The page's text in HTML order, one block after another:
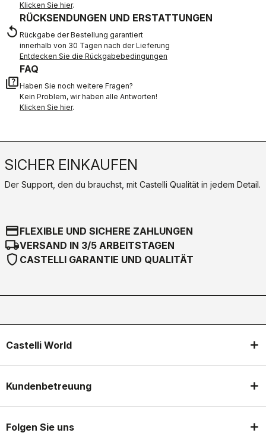
Klicken Sie hier.
replay
RÜCKSENDUNGEN UND ERSTATTUNGEN
Rückgabe der Bestellung garantiert
innerhalb von 30 Tagen nach der Lieferung
Entdecken Sie die Rückgabebedingungen
quiz
FAQ
Haben Sie noch weitere Fragen?
Kein Problem, wir haben alle Antworten!
Klicken Sie hier.
SICHER EINKAUFEN
Der Support, den du brauchst, mit Castelli Qualität in jedem Detail.
credit_cardFLEXIBLE UND SICHERE ZAHLUNGEN
local_shippingVERSAND IN 3/5 ARBEITSTAGEN
shield CASTELLI GARANTIE UND QUALITÄT
Castelli World
Kundenbetreuung
Folgen Sie uns